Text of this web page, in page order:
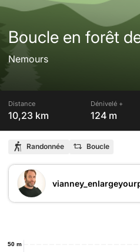
Boucle en forêt
Nemours
Distance
10,23 km
Dénivelé +
124 m
Randonnée Boucle
50 m